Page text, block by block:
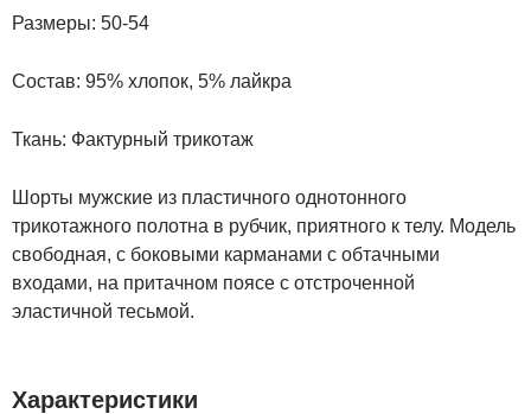
Размеры: 50-54
Состав: 95% хлопок, 5% лайкра
Ткань: Фактурный трикотаж
Шорты мужские из пластичного однотонного
трикотажного полотна в рубчик, приятного к телу. Модель
свободная, с боковыми карманами с обтачными
входами, на притачном поясе с отстроченной
эластичной тесьмой.
Характеристики